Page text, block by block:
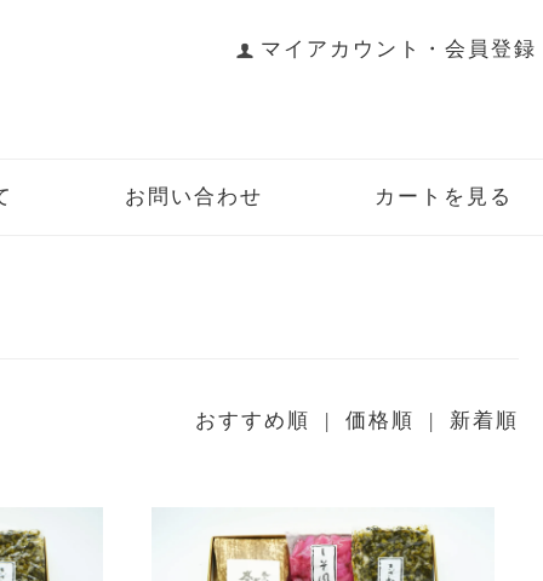
マイアカウント・会員登録
お問い合わせ カートを見る
おすすめ順 | 価格順 | 新着順